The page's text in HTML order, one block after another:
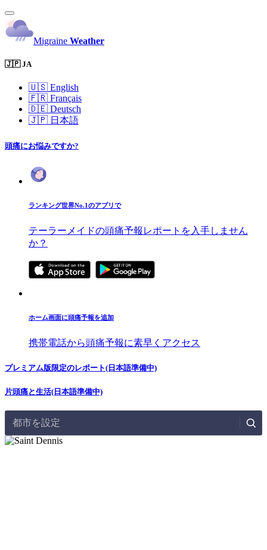
Migraine Weather
🇯🇵 JA
🇺🇸 English
🇫🇷 Français
🇩🇪 Deutsch
🇯🇵 日本語
頭痛にお悩みですか?
ランキング世界No.1のアプリで
テーラーメイドの頭痛予報レポートを入手しません
か？
ホーム画面に頭痛予報を追加
携帯電話から頭痛予報に素早くアクセス
プレミアム版限定のレポート(日本語準備中)
片頭痛と生活(日本語準備中)
都市を設定